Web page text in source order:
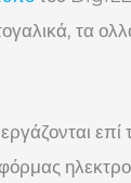
τα